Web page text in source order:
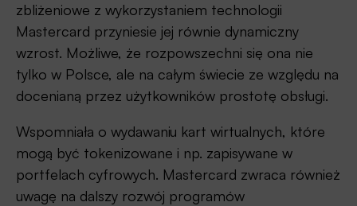
zbliżeniowe z wykorzystaniem technologii
Mastercard przyniesie jej równie dynamiczny
wzrost. Możliwe, że rozpowszechni się ona nie
tylko w Polsce, ale na całym świecie ze względu na
docenianą przez użytkowników prostotę obsługi.
Wspomniała o wydawaniu kart wirtualnych, które
mogą być tokenizowane i np. zapisywane w
portfelach cyfrowych. Mastercard zwraca również
uwagę na dalszy rozwój programów